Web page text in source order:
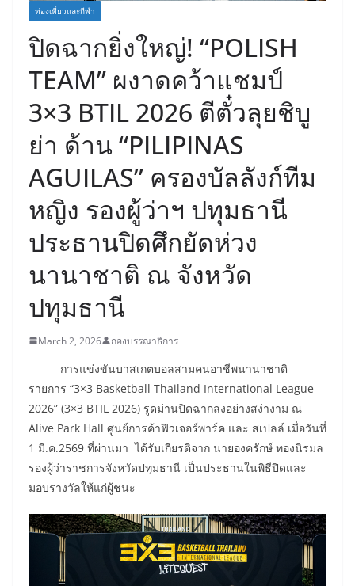
ท่องเที่ยวและกีฬา
ปิดฉากยิ่งใหญ่! “POLISH
TEAM” ผงาดคว้าแชมป์
3×3 BTIL 2026 ตีตั๋วลุยชิบู
ย่า ด้าน “PILIPINAS
AGUILAS” ครองบัลลังก์ทีม
หญิง รองผู้ว่าฯ ปทุมธานี
ประธานปิดศึกยัดห่วง
นานาชาติ ณ จังหวัด
ปทุมธานี
March 2, 2026 กองบรรณาธิการ
การแข่งขันบาสเกตบอลสามคนอาชีพนานาชาติ
รายการ “3×3 Basketball Thailand International League
2026” (3×3 BTIL 2026) รูดม่านปิดฉากลงอย่างสง่างาม ณ
Alive Park Hall ศูนย์การค้าฟิวเจอร์พาร์ค และ สเปลล์ เมื่อวันที่
1 มี.ค.2569 ที่ผ่านมา ได้รับเกียรติจาก นายองครักษ์ ทองนิรมล
รองผู้ว่าราชการจังหวัดปทุมธานี เป็นประธานในพิธีปิดและ
มอบรางวัลให้แก่ผู้ชนะ